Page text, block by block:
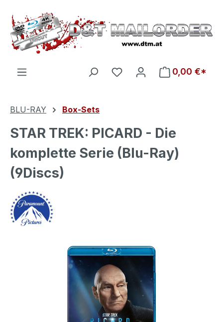
Zum Hauptinhalt springen
Du hast 0 Produkte auf
0,00 €*
BLU-RAY Box-Sets
STAR TREK: PICARD - Die
komplette Serie (Blu-Ray)
(9Discs)
Bildergalerie überspringen